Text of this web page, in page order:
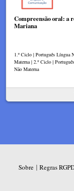
Compreensão oral: a
Mariana
1.º Ciclo | Português Língua
Materna | 2.º Ciclo |
Não Materna
Sobre | Regras